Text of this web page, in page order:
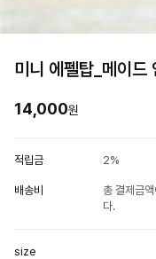
미니 에펠탑_메이드
14,000원
적립금 2%
배송비
총 결제금
다.
size